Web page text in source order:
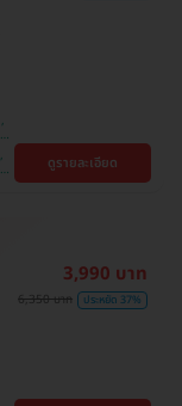
ดูรายละเอียด
3,990 บาท
6,350 บาท ประหยัด 37%